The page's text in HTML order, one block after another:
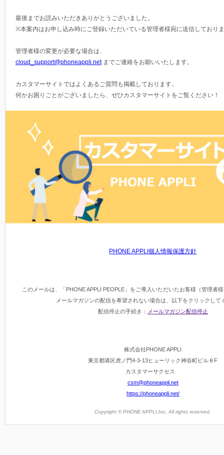
最後までお読みいただきありがとうございました。
※本案内はお申し込み時にご登録いただいている管理者様宛に送信しており
管理者様の変更が必要な場合は、
cloud_support@phoneappli.netまでご連絡をお願いいたします。
カスタマーサイトではよくあるご質問も掲載しております。
何かお困りごとがございましたら、ぜひカスタマーサイトをご覧ください！
PHONE APPLI個人情報保護方針
このメールは、「PHONE APPLI PEOPLE」をご導入いただいたお客様（管理者
メールマガジンの配信を希望されない場合は、以下をクリックして
配信停止の手続き：
メールマガジン配信停止
株式会社PHONE APPLI
東京都港区虎ノ門4-3-13ヒューリック神谷町ビル８F
カスタマーサクセス
csm@phoneappli.net
https://phoneappli.net/
Copyright © PHONE APPLI.Inc , All rights reserved.